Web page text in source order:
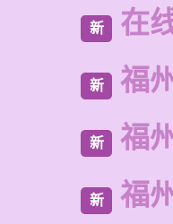
新 在
新 福
新 福
新 福